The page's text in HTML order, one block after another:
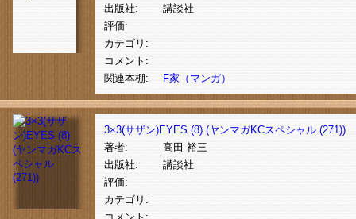
出版社:
講談社
評価:
カテゴリ:
コメント:
関連本棚:
F家（マンガ）
3×3(サザン)EYES (8) (ヤンマガKCスペシャル (271))
著者:
高田 裕三
出版社:
講談社
評価:
カテゴリ: